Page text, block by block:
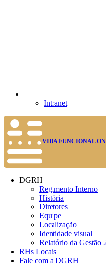
Intranet
VIDA FUNCIONAL
DGRH
Regimento Interno
História
Diretores
Equipe
Localização
Identidade visual
Relatório da Gestão
RHs Locais
Fale com a DGRH